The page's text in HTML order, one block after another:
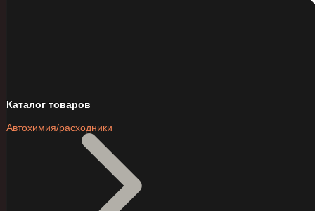
Каталог товаров
Автохимия/расходники